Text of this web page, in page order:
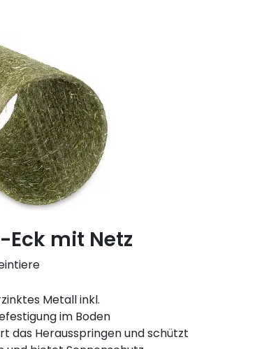
mit Netz
Metall inkl.
im Boden
das Herausspringen und schützt